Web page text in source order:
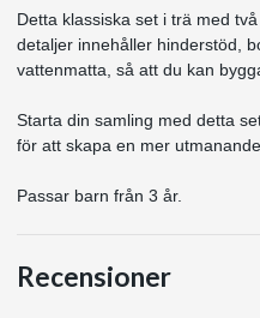
Detta klassiska set i trä med
detaljer innehåller hinderstöd,
vattenmatta, så att du kan
Starta din samling med detta
för att skapa en mer utmanande
Passar barn från 3 år.
Recensioner